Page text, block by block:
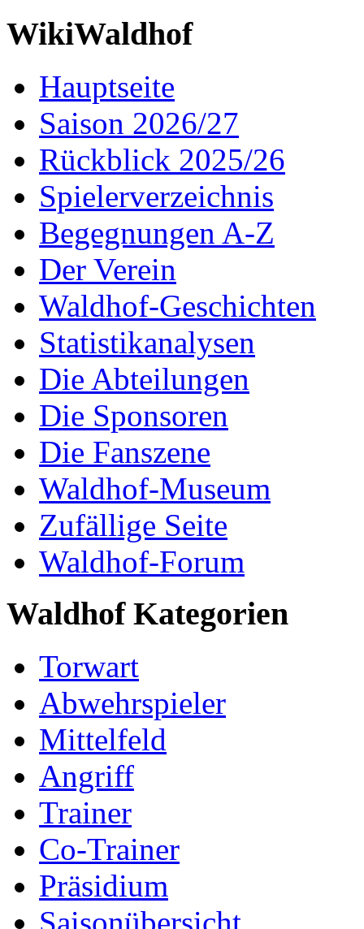
WikiWaldhof
Hauptseite
Saison 2026/27
Rückblick 2025/26
Spielerverzeichnis
Begegnungen A-Z
Der Verein
Waldhof-Geschichten
Statistikanalysen
Die Abteilungen
Die Sponsoren
Die Fanszene
Waldhof-Museum
Zufällige Seite
Waldhof-Forum
Waldhof Kategorien
Torwart
Abwehrspieler
Mittelfeld
Angriff
Trainer
Co-Trainer
Präsidium